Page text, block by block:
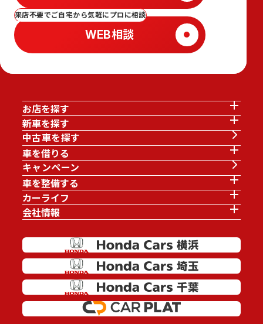
来店不要でご自宅から気軽にプロに相談
WEB相談
お店を探す
新車を探す
中古車を探す
車を借りる
キャンペーン
車を整備する
カーライフ
会社情報